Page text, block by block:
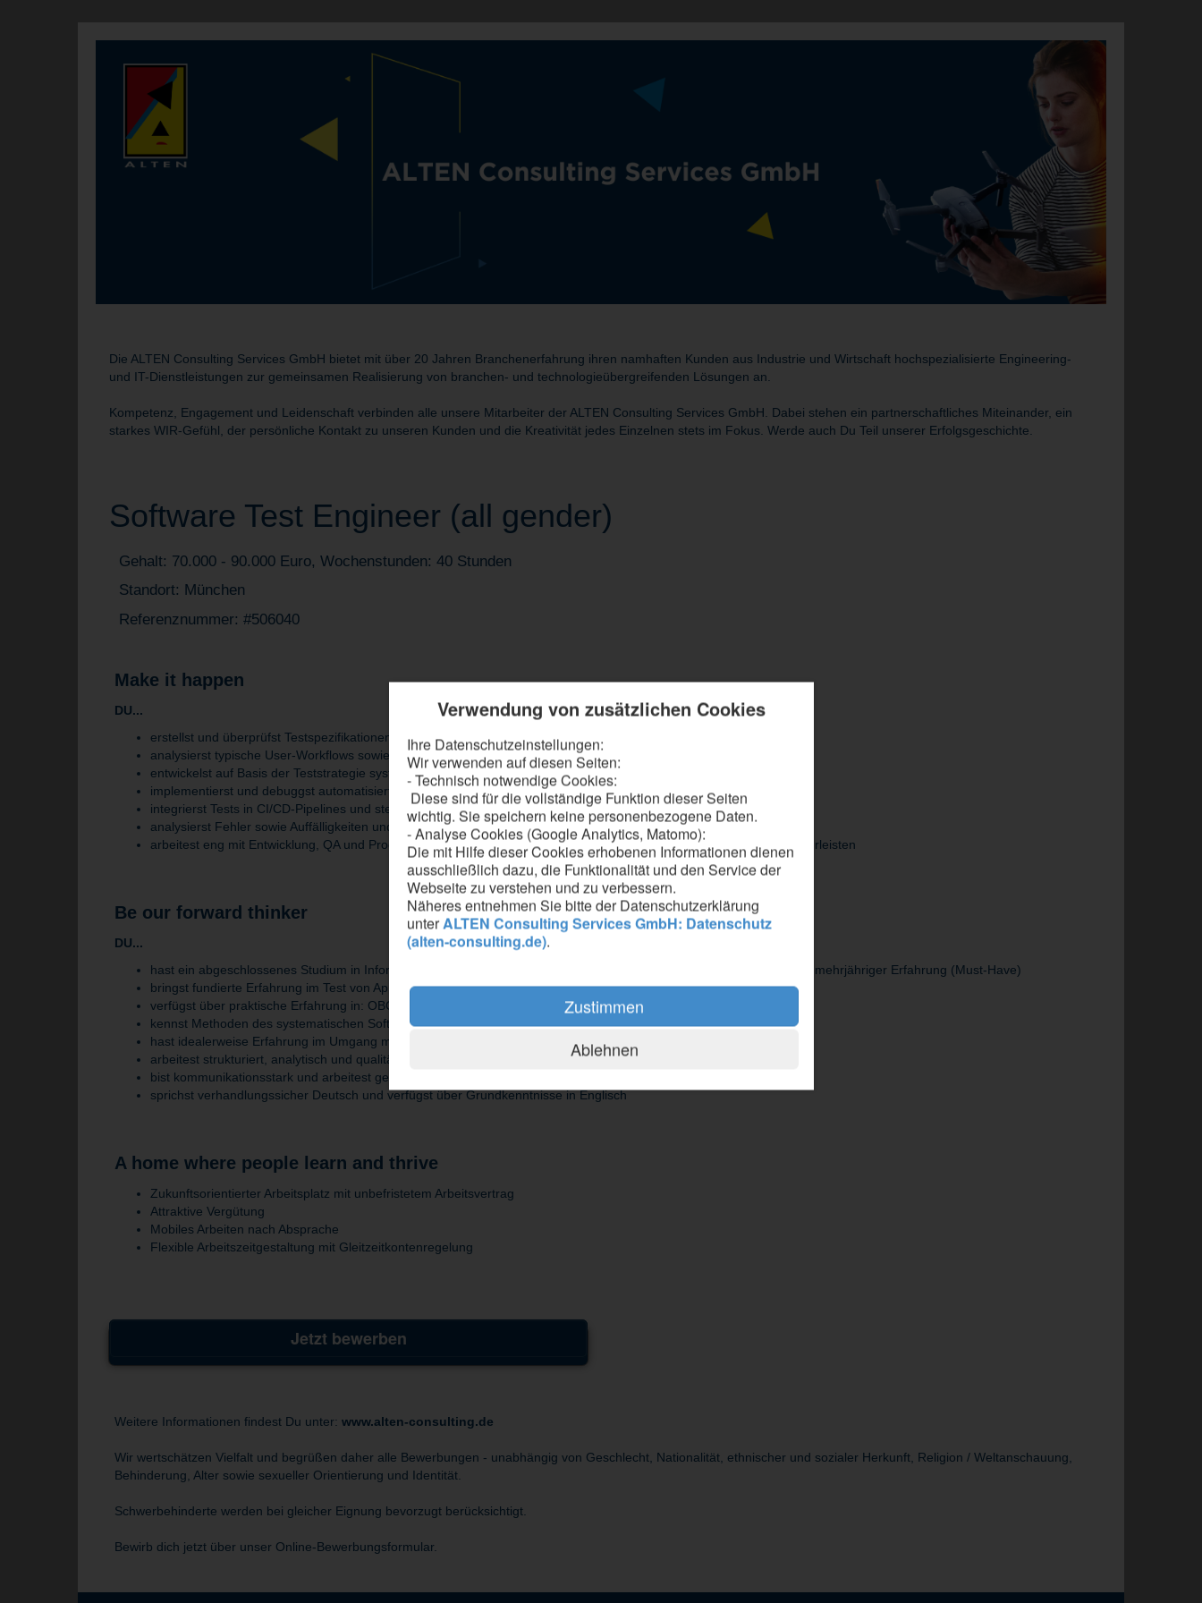
Verwendung von zusätzlichen Cookies
Ihre Datenschutzeinstellungen:
Wir verwenden auf diesen Seiten:
- Technisch notwendige Cookies:
Diese sind für die vollständige Funktion dieser Seiten
wichtig. Sie speichern keine personenbezogene Daten.
- Analyse Cookies (Google Analytics, Matomo):
Die mit Hilfe dieser Cookies erhobenen Informationen dienen
ausschließlich dazu, die Funktionalität und den Service der
Webseite zu verstehen und zu verbessern.
Näheres entnehmen Sie bitte der Datenschutzerklärung
unterALTEN Consulting Services GmbH: Datenschutz
(alten-consulting.de).
Zustimmen
Ablehnen
Die ALTEN Consulting Services GmbH bietet mit über 20 Jahren Branchenerfahrung ihren namhaften Kunden aus Industrie und Wirtschaft hochspezialisierte Engineering-
und IT-Dienstleistungen zur gemeinsamen Realisierung von branchen- und technologieübergreifenden Lösungen an.
Kompetenz, Engagement und Leidenschaft verbinden alle unsere Mitarbeiter der ALTEN Consulting Services GmbH. Dabei stehen ein partnerschaftliches Miteinander, ein
starkes WIR-Gefühl, der persönliche Kontakt zu unseren Kunden und die Kreativität jedes Einzelnen stets im Fokus. Werde auch Du Teil unserer Erfolgsgeschichte.
Software Test Engineer (all gender)
Gehalt: 70.000 - 90.000 Euro, Wochenstunden: 40 Stunden
Standort: München
Referenznummer: #506040
Make it happen
DU...
erstellst und überprüfst Testspezifikationen zur Verifikation und Validierung sicherheitsrelevanter Applikationssoftware
analysierst typische User-Workflows sowie mögliche Bedienfehler und überführst diese in strukturierte Testfälle
entwickelst auf Basis der Teststrategie systematisch Test Cases inkl. Grenz- und Edge-Case-Szenarien
implementierst und debuggst automatisierte Testprozeduren mit Robot Framework und Squish
integrierst Tests in CI/CD-Pipelines und stellst stabile Testabläufe sicher
analysierst Fehler sowie Auffälligkeiten und erstellst Problemreports im Change-Management-System (RTC)
arbeitest eng mit Entwicklung, QA und Produktteams zusammen, um Softwarequalität auf höchstem Niveau zu gewährleisten
Be our forward thinker
DU...
hast ein abgeschlossenes Studium in Informatik, Software Engineering oder eine Ausbildung als Fachinformatiker mit mehrjähriger Erfahrung (Must-Have)
bringst fundierte Erfahrung im Test von Applikationssoftware mit grafischen Benutzeroberflächen mit
verfügst über praktische Erfahrung in: OBOT Framework, Python, Squish (E2E Testing)
kennst Methoden des systematischen Softwaretestens auf Anwenderebene sowie User Experience Testing
hast idealerweise Erfahrung im Umgang mit sicherheitsrelevanten Systemen (z. B. BSI-Kontext)
arbeitest strukturiert, analytisch und qualitätsorientiert
bist kommunikationsstark und arbeitest gerne im Team
sprichst verhandlungssicher Deutsch und verfügst über Grundkenntnisse in Englisch
A home where people learn and thrive
Zukunftsorientierter Arbeitsplatz mit unbefristetem Arbeitsvertrag
Attraktive Vergütung
Mobiles Arbeiten nach Absprache
Flexible Arbeitszeitgestaltung mit Gleitzeitkontenregelung
Jetzt bewerben
Weitere Informationen findest Du unter: www.alten-consulting.de
Wir wertschätzen Vielfalt und begrüßen daher alle Bewerbungen - unabhängig von Geschlecht, Nationalität, ethnischer und sozialer Herkunft, Religion / Weltanschauung,
Behinderung, Alter sowie sexueller Orientierung und Identität.
Schwerbehinderte werden bei gleicher Eignung bevorzugt berücksichtigt.
Bewirb dich jetzt über unser Online-Bewerbungsformular.